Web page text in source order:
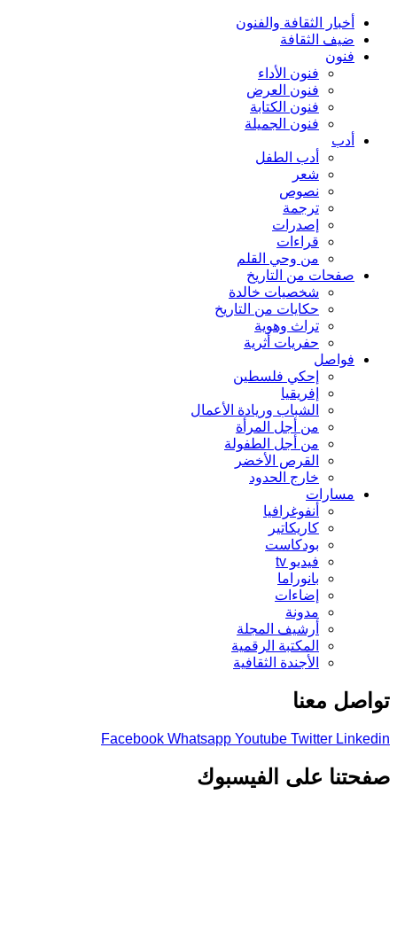
أخبار الثقافة والفنون
ضيف الثقافة
فنون
فنون الأداء
فنون العرض
فنون الكتابة
فنون الجميلة
أدب
أدب الطفل
شعر
نصوص
ترجمة
إصدرات
قراءات
من وحي القلم
صفحات من التاريخ
شخصيات خالدة
حكايات من التاريخ
تراث وهوية
حفريات أثرية
فواصل
إحكي فلسطين
إفريقيا
الشباب وريادة الأعمال
من أجل المرأة
من أجل الطفولة
القرص الأخضر
خارج الحدود
مسارات
أنفوغرافيا
كاريكاتير
بودكاست
فيديو tv
بانوراما
إضاءات
مدونة
أرشيف المجلة
المكتبة الرقمية
الأجندة الثقافية
تواصل معنا
Facebook Whatsapp Youtube Twitter Linkedin
صفحتنا على الفيسبوك